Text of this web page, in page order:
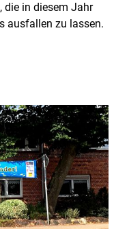
die in diesem Jahr
ausfallen zu lassen.